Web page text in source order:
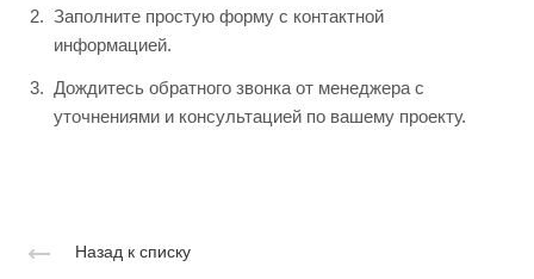
Заполните простую форму с контактной
информацией.
Дождитесь обратного звонка от менеджера с
уточнениями и консультацией по вашему проекту.
Назад к списку